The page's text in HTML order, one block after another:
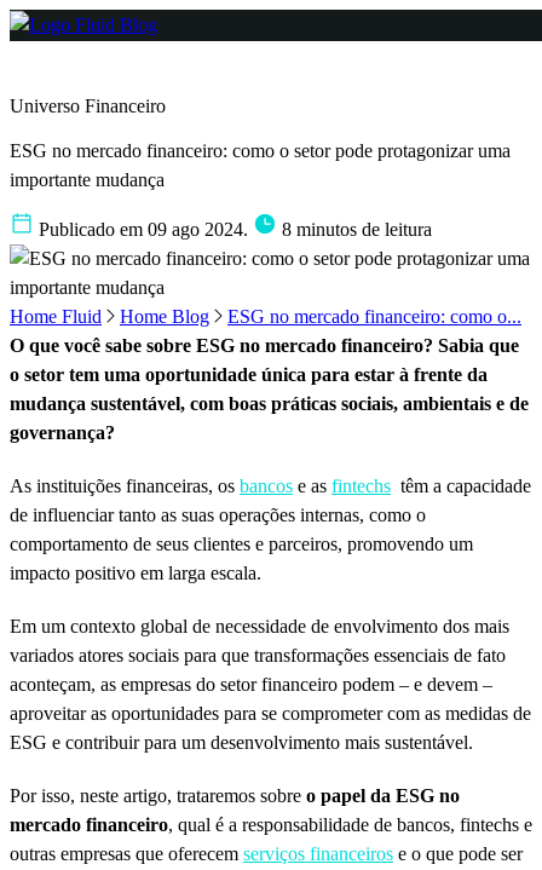
Universo Financeiro
ESG no mercado financeiro: como o setor pode protagonizar uma
importante mudança
Publicado em 09 ago 2024. 8 minutos de leitura
Home Fluid Home Blog
ESG no mercado financeiro: como o...
O que você sabe sobre ESG no mercado financeiro? Sabia que
o setor tem uma oportunidade única para estar à frente da
mudança sustentável, com boas práticas sociais, ambientais e de
governança?
As instituições financeiras, os bancos e as fintechs têm a capacidade
de influenciar tanto as suas operações internas, como o
comportamento de seus clientes e parceiros, promovendo um
impacto positivo em larga escala.
Em um contexto global de necessidade de envolvimento dos mais
variados atores sociais para que transformações essenciais de fato
aconteçam, as empresas do setor financeiro podem – e devem –
aproveitar as oportunidades para se comprometer com as medidas de
ESG e contribuir para um desenvolvimento mais sustentável.
Por isso, neste artigo, trataremos sobre o papel da ESG no
mercado financeiro, qual é a responsabilidade de bancos, fintechs e
outras empresas que oferecem serviços financeiros e o que pode ser